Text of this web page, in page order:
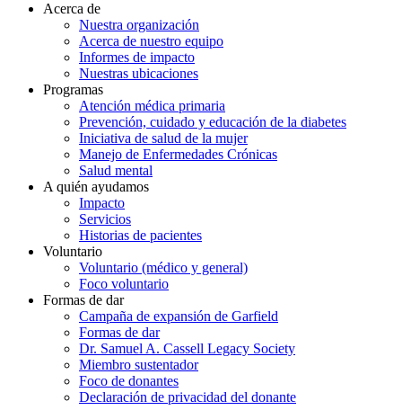
Acerca de
Nuestra organización
Acerca de nuestro equipo
Informes de impacto
Nuestras ubicaciones
Programas
Atención médica primaria
Prevención, cuidado y educación de la diabetes
Iniciativa de salud de la mujer
Manejo de Enfermedades Crónicas
Salud mental
A quién ayudamos
Impacto
Servicios
Historias de pacientes
Voluntario
Voluntario (médico y general)
Foco voluntario
Formas de dar
Campaña de expansión de Garfield
Formas de dar
Dr. Samuel A. Cassell Legacy Society
Miembro sustentador
Foco de donantes
Declaración de privacidad del donante